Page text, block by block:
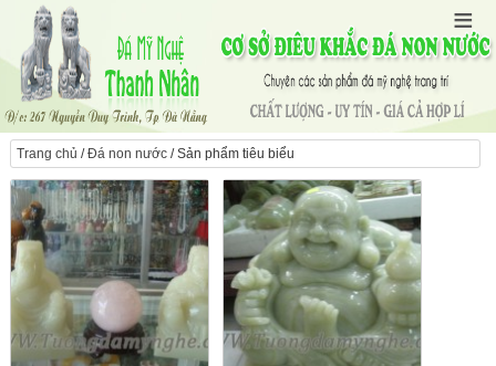
Trang chủ /Đá non nước/ Sản phẩm tiêu biểu